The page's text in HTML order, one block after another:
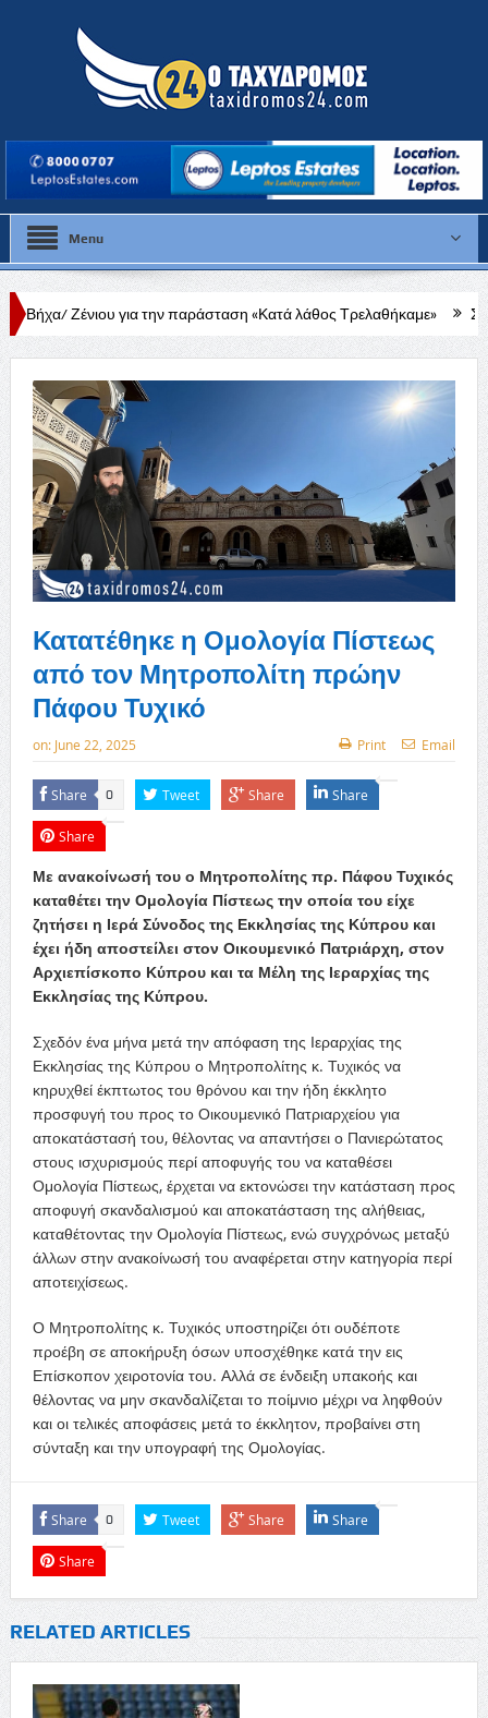
Menu
την παράσταση «Κατά λάθος Τρελαθήκαμε» Σε λιγότερο από
Κατατέθηκε η Ομολογία Πίστεως
από τον Μητροπολίτη πρώην
Πάφου Τυχικό
on: June 22, 2025 Print Email
Share 0 Tweet Share Share
Share
Με ανακοίνωσή του ο Μητροπολίτης πρ. Πάφου Τυχικός
καταθέτει την Ομολογία Πίστεως την οποία του είχε
ζητήσει η Ιερά Σύνοδος της Εκκλησίας της Κύπρου και
έχει ήδη αποστείλει στον Οικουμενικό Πατριάρχη, στον
Αρχιεπίσκοπο Κύπρου και τα Μέλη της Ιεραρχίας της
Εκκλησίας της Κύπρου.
Σχεδόν ένα μήνα μετά την απόφαση της Ιεραρχίας της
Εκκλησίας της Κύπρου ο Μητροπολίτης κ. Τυχικός να
κηρυχθεί έκπτωτος του θρόνου και την ήδη έκκλητο
προσφυγή του προς το Οικουμενικό Πατριαρχείου για
αποκατάστασή του, θέλοντας να απαντήσει ο Πανιερώτατος
στους ισχυρισμούς περί αποφυγής του να καταθέσει
Ομολογία Πίστεως, έρχεται να εκτονώσει την κατάσταση προς
αποφυγή σκανδαλισμού και αποκατάσταση της αλήθειας,
καταθέτοντας την Ομολογία Πίστεως, ενώ συγχρόνως μεταξύ
άλλων στην ανακοίνωσή του αναφέρεται στην κατηγορία περί
αποτειχίσεως.
Ο Μητροπολίτης κ. Τυχικός υποστηρίζει ότι ουδέποτε
προέβη σε αποκήρυξη όσων υποσχέθηκε κατά την εις
Επίσκοπον χειροτονία του. Αλλά σε ένδειξη υπακοής και
θέλοντας να μην σκανδαλίζεται το ποίμνιο μέχρι να ληφθούν
και οι τελικές αποφάσεις μετά το έκκλητον, προβαίνει στη
σύνταξη και την υπογραφή της Ομολογίας.
Share 0 Tweet Share Share
Share
RELATED ARTICLES